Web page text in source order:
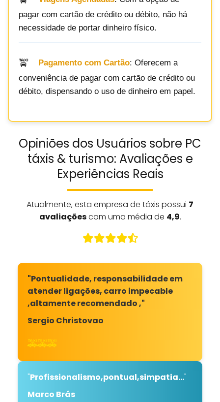
pagar com cartão de crédito ou débito, não há
necessidade de portar dinheiro físico.
Pagamento com Cartão: Oferecem a
conveniência de pagar com cartão de crédito ou
débito, dispensando o uso de dinheiro em papel.
Opiniões dos Usuários sobre PC
táxis & turismo: Avaliações e
Experiências Reais
Atualmente, esta empresa de táxis possui 7
avaliaçõescom uma média de 4,9.
"Pontualidade, responsabilidade em
atender ligações, carro impecable
,altamente recomendado ,"
Sergio Christovao
🚕🚕🚕
"Profissionalismo,pontual,simpatia..."
Marco Brás